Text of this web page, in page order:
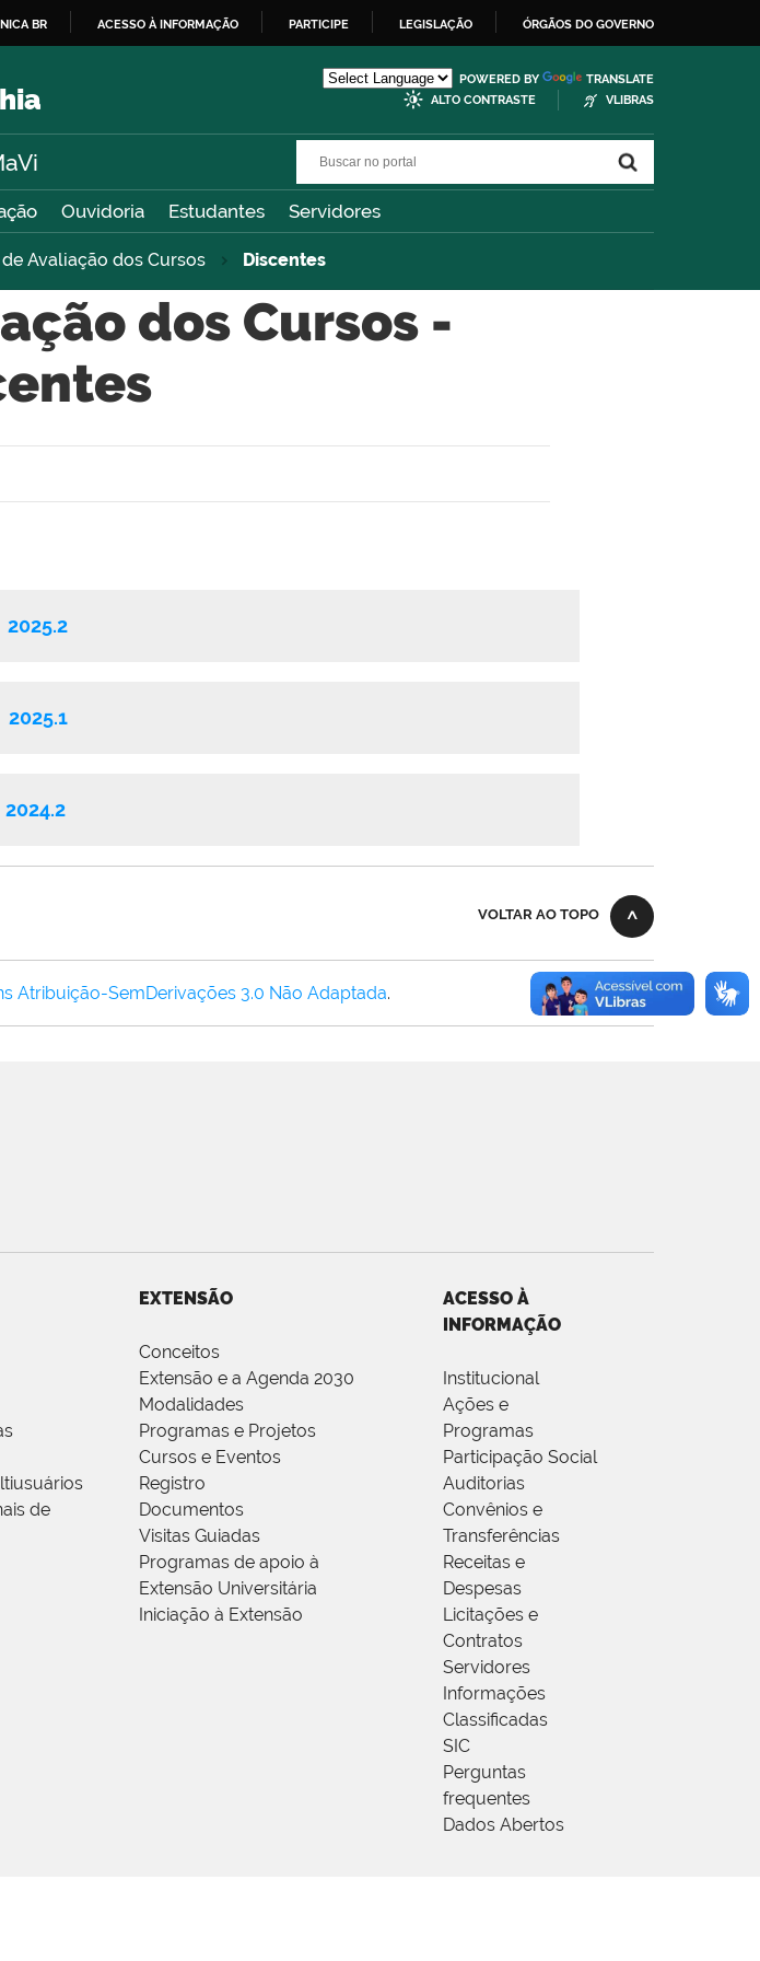
O
BR ACESSO À INFORMAÇÃO PARTICIPE LEGISLAÇÃO ÓRGÃOS DO GOVERNO
POWERED BY
TRANSLATE
ALTO CONTRASTE
VLIBRAS
Ouvidoria Estudantes Servidores
de Avaliação dos Cursos Discentes
dos Cursos -
2025.2
2025.1
2024.2
VOLTAR AO TOPO
Atribuição-SemDerivações 3.0 Não Adaptada.
de
EXTENSÃO
Conceitos
Extensão e a Agenda 2030
Modalidades
Programas e Projetos
Cursos e Eventos
Registro
Documentos
Visitas Guiadas
Programas de apoio à
Extensão Universitária
Iniciação à Extensão
ACESSO À
INFORMAÇÃO
Institucional
Ações e
Programas
Participação Social
Auditorias
Convênios e
Transferências
Receitas e
Despesas
Licitações e
Contratos
Servidores
Informações
Classificadas
SIC
Perguntas
frequentes
Dados Abertos